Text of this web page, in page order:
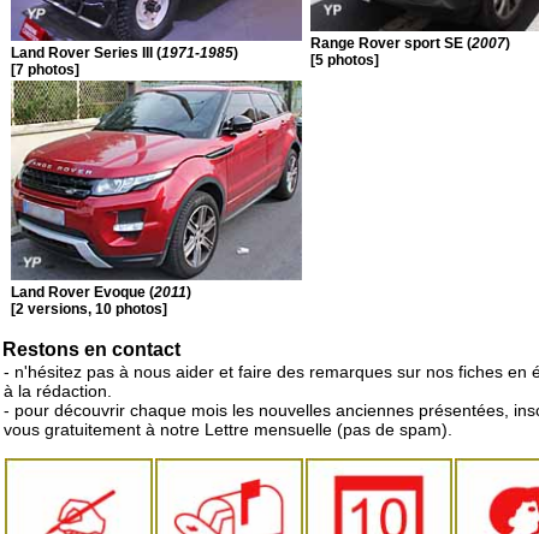
Land Rover Series III (1971-1985)
[7 photos]
Range Rover sport SE (2007)
[5 photos]
Land Rover Evoque (2011)
[2 versions, 10 photos]
Restons en contact
- n'hésitez pas à nous aider et faire des remarques sur nos fiches en
à la rédaction.
- pour découvrir chaque mois les nouvelles anciennes présentées,
vous gratuitement à notre Lettre mensuelle (pas de spam).